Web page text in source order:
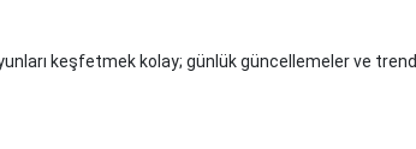
keşfetmek kolay; günlük güncellemeler ve trend